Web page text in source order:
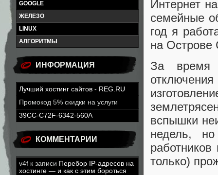
GOOGLE
ЖЕЛЕЗО
LINUX
АЛГОРИТМЫ
ИНФОРМАЦИЯ
Лучший хостинг сайтов - REG.RU
Промокод 5% скидки на услуги
39CC-C72F-6342-560A
КОММЕНТАРИИ
v4f к записи Перебор IP-адресов на
хостинге — и как с этим бороться
Интернет
семейные
год я
на Острове
За время
вспышки
недель,
только)